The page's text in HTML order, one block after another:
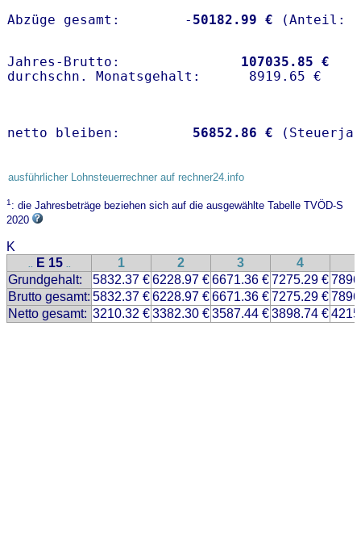
Abzüge gesamt:        - 50182.99 €
Jahres-Brutto: 107035.85 €
netto bleiben: 56852.86 €
ausführlicher Lohnsteuerrechner auf rechner24.info
1: die Jahresbeträge beziehen sich auf die ausgewählte Tabelle TVÖD-S
2020
K
.. E 15 .. 1 2 3 4
Grundgehalt:
5832.37 €6228.97 €6671.36 €7275.29 €
Brutto gesamt: 5832.37 €6228.97 €6671.36 €7275.29 €
Netto gesamt: 3210.32 €3382.30 €3587.44 €3898.74 €